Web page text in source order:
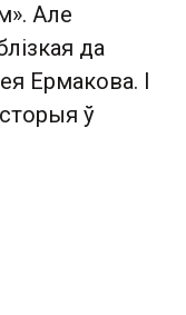
Але
да
Ермакова. І
ў